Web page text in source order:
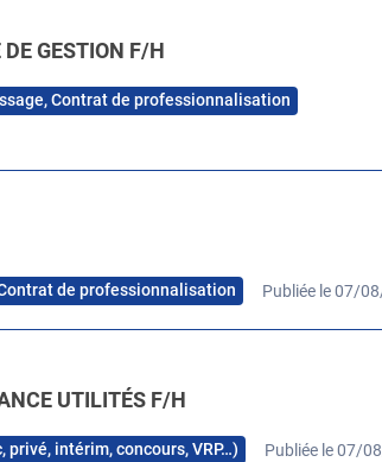
GESTION F/H
Contrat de professionnalisation
de professionnalisation Publiée le 07/
UTILITÉS F/H
privé, intérim, concours, VRP…) Publiée le 07/